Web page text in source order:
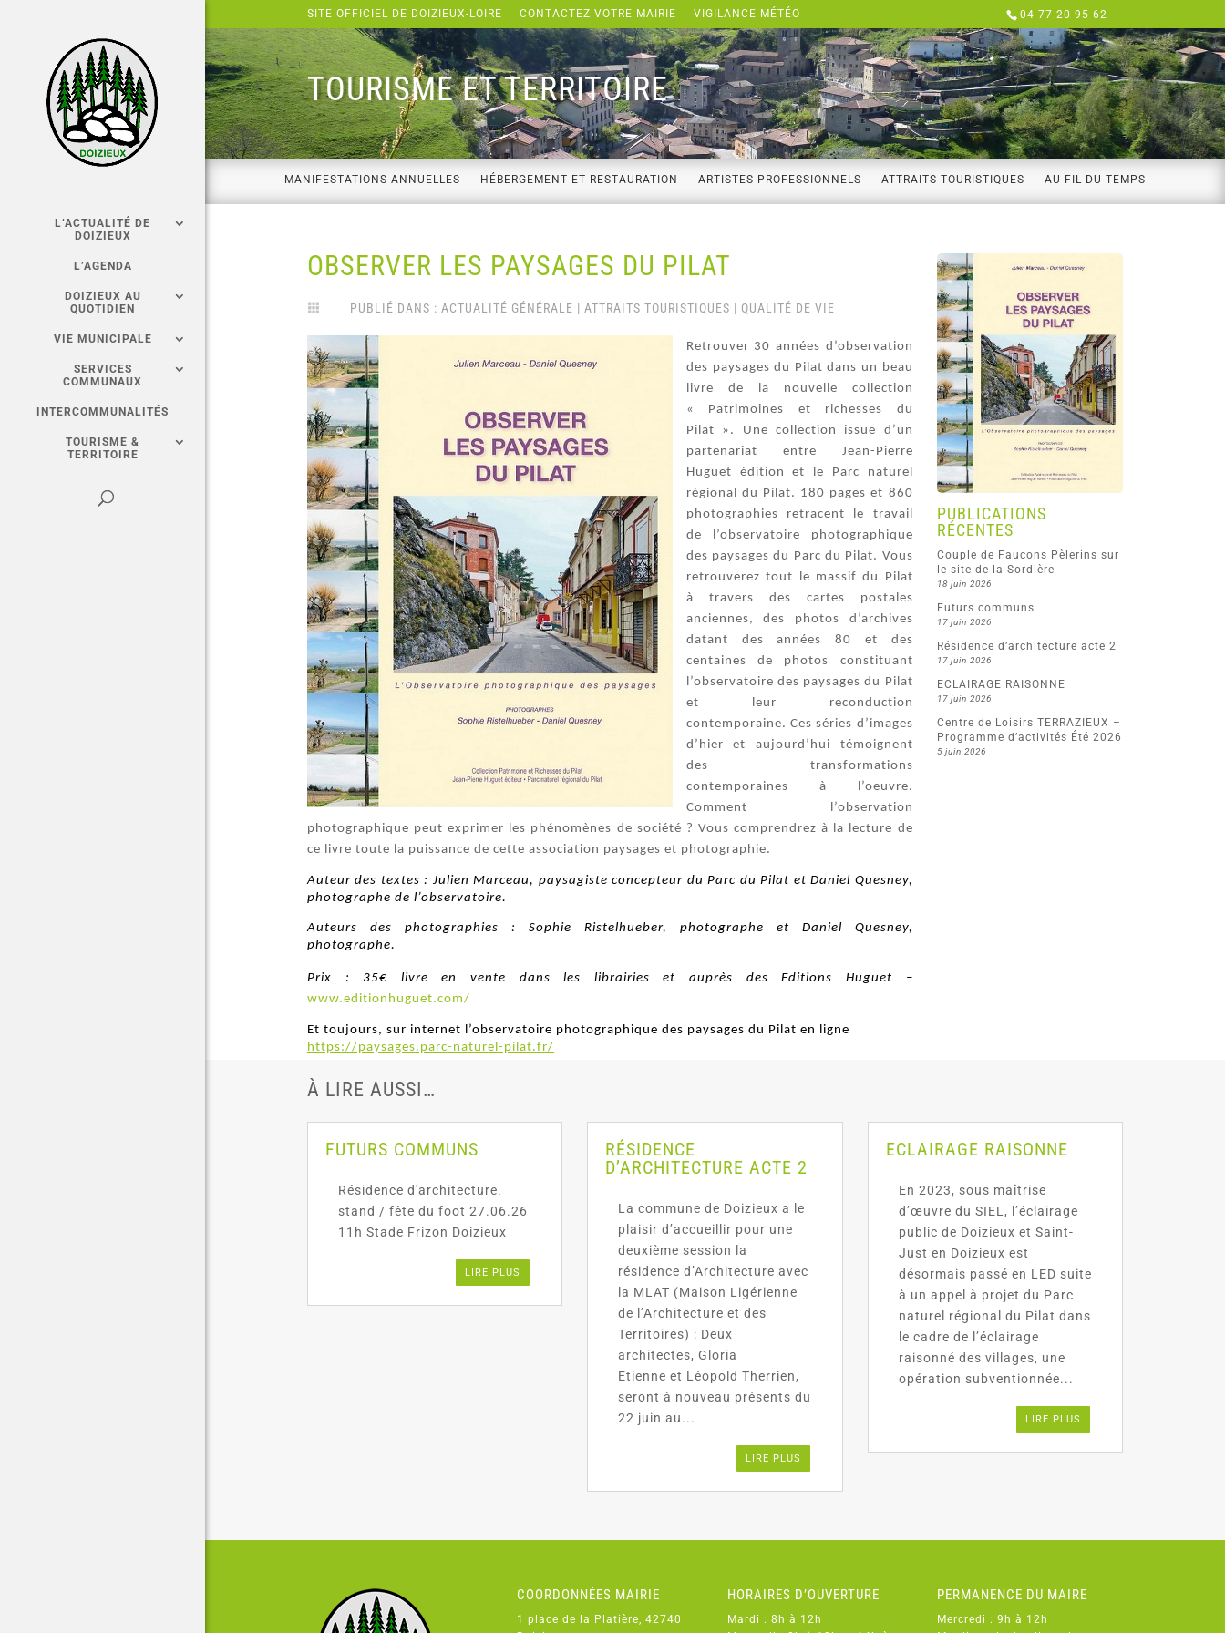
04 77 20 95 62
SITE OFFICIEL DE DOIZIEUX-LOIRE CONTACTEZ VOTRE MAIRIE VIGILANCE MÉTÉO
L’ACTUALITÉ DE
DOIZIEUX
L’AGENDA
DOIZIEUX AU
QUOTIDIEN
VIE MUNICIPALE
SERVICES
COMMUNAUX
INTERCOMMUNALITÉS
TOURISME &
TERRITOIRE
TOURISME ET TERRITOIRE
MANIFESTATIONS ANNUELLES HÉBERGEMENT ET RESTAURATION ARTISTES PROFESSIONNELS ATTRAITS TOURISTIQUES AU FIL DU TEMPS
OBSERVER LES PAYSAGES DU PILAT
 PUBLIÉ DANS : ACTUALITÉ GÉNÉRALE | ATTRAITS TOURISTIQUES | QUALITÉ DE VIE
Retrouver 30 années d’observation
des paysages du Pilat dans un beau
livre de la nouvelle collection
« Patrimoines et richesses du
Pilat ». Une collection issue d’un
partenariat entre Jean-Pierre
Huguet édition et le Parc naturel
régional du Pilat. 180 pages et 860
photographies retracent le travail
de l’observatoire photographique
des paysages du Parc du Pilat. Vous
retrouverez tout le massif du Pilat
à travers des cartes postales
anciennes, des photos d’archives
datant des années 80 et des
centaines de photos constituant
l’observatoire des paysages du Pilat
et leur reconduction
contemporaine. Ces séries d’images
d’hier et aujourd’hui témoignent
des transformations
contemporaines à l’oeuvre.
Comment l’observation
photographique peut exprimer les phénomènes de société ? Vous comprendrez à la lecture de
ce livre toute la puissance de cette association paysages et photographie.
Auteur des textes : Julien Marceau, paysagiste concepteur du Parc du Pilat et Daniel Quesney,
photographe de l’observatoire.
Auteurs des photographies : Sophie Ristelhueber, photographe et Daniel Quesney,
photographe.
Prix : 35€ livre en vente dans les librairies et auprès des Editions Huguet –
www.editionhuguet.com/
Et toujours, sur internet l’observatoire photographique des paysages du Pilat en ligne
https://paysages.parc-naturel-pilat.fr/
PUBLICATIONS
RÉCENTES
Couple de Faucons Pèlerins sur
le site de la Sordière
18 juin 2026
Futurs communs
17 juin 2026
Résidence d’architecture acte 2
17 juin 2026
ECLAIRAGE RAISONNE
17 juin 2026
Centre de Loisirs TERRAZIEUX –
Programme d’activités Été 2026
5 juin 2026
À LIRE AUSSI…
FUTURS COMMUNS
Résidence d'architecture.
stand / fête du foot 27.06.26
11h Stade Frizon Doizieux
LIRE PLUS
RÉSIDENCE
D’ARCHITECTURE ACTE 2
La commune de Doizieux a le
plaisir d’accueillir pour une
deuxième session la
résidence d’Architecture avec
la MLAT (Maison Ligérienne
de l’Architecture et des
Territoires) : Deux
architectes, Gloria
Etienne et Léopold Therrien,
seront à nouveau présents du
22 juin au...
LIRE PLUS
ECLAIRAGE RAISONNE
En 2023, sous maîtrise
d’œuvre du SIEL, l’éclairage
public de Doizieux et Saint-
Just en Doizieux est
désormais passé en LED suite
à un appel à projet du Parc
naturel régional du Pilat dans
le cadre de l’éclairage
raisonné des villages, une
opération subventionnée...
LIRE PLUS
COORDONNÉES MAIRIE
1 place de la Platière, 42740
HORAIRES D’OUVERTURE
Mardi : 8h à 12h
PERMANENCE DU MAIRE
Mercredi : 9h à 12h